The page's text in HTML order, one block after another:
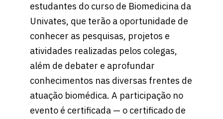
estudantes do curso de Biomedicina da
Univates, que terão a oportunidade de
conhecer as pesquisas, projetos e
atividades realizadas pelos colegas,
além de debater e aprofundar
conhecimentos nas diversas frentes de
atuação biomédica. A participação no
evento é certificada — o certificado de